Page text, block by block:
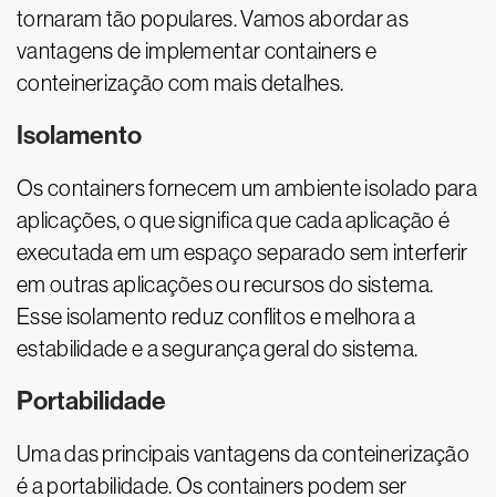
tornaram tão populares. Vamos abordar as
vantagens de implementar containers e
conteinerização com mais detalhes.
Isolamento
Os containers fornecem um ambiente isolado para
aplicações, o que significa que cada aplicação é
executada em um espaço separado sem interferir
em outras aplicações ou recursos do sistema.
Esse isolamento reduz conflitos e melhora a
estabilidade e a segurança geral do sistema.
Portabilidade
Uma das principais vantagens da conteinerização
é a portabilidade. Os containers podem ser